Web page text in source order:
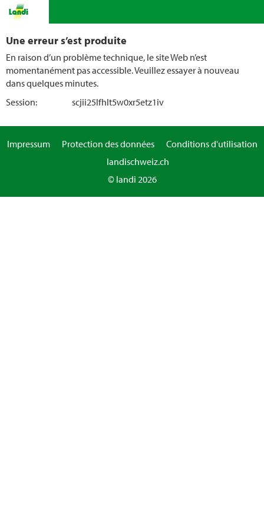
Une erreur s’est produite
En raison d’un problème technique, le site Web n’est
momentanément pas accessible. Veuillez essayer à nouveau
dans quelques minutes.
Session:
scjii25lfhlt5w0xr5etz1iv
Impressum Protection des données
Conditions d'utilisation
landischweiz.ch
© landi 2026